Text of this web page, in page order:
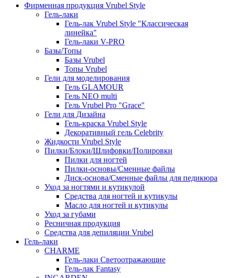
Фирменная продукция Vrubel Style
Гель-лаки
Гель-лак Vrubel Style "Классическая
линейка"
Гель-лаки V-PRO
Базы/Топы
Базы Vrubel
Топы Vrubel
Гели для моделирования
Гель GLAMOUR
Гель NEO multi
Гель Vrubel Pro "Grace"
Гели для Дизайна
Гель-краска Vrubel Style
Декоративный гель Celebrity
Жидкости Vrubel Style
Пилки/Блоки/Шлифовки/Полировки
Пилки для ногтей
Пилки-основы/Сменные файлы
Диск-основа/Сменные файлы для педикюра
Уход за ногтями и кутикулой
Средства для ногтей и кутикулы
Масло для ногтей и кутикулы
Уход за губами
Ресничная продукция
Средства для депиляции Vrubel
Гель-лаки
СHARME
Гель-лаки Светоотражающие
Гель-лак Fantasy